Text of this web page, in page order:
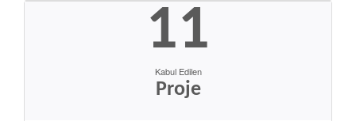
11
Kabul Edilen
Proje